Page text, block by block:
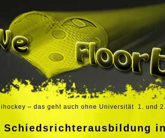
– das geht auch ohne Universität 1. und
Schiedsrichterausbildung